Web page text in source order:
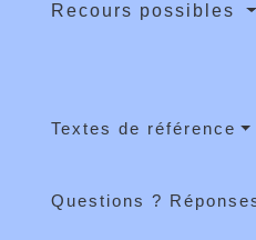
Recours possibles
Textes de référence
Questions ?